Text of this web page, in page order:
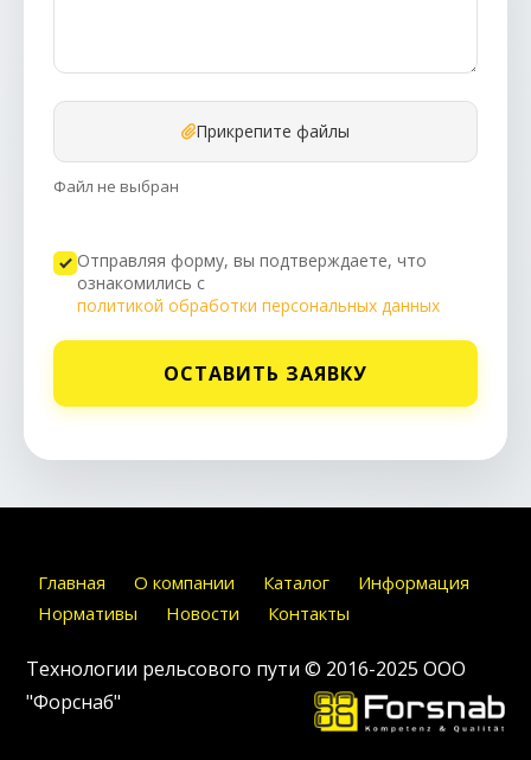
Прикрепите файлы
Файл не выбран
Отправляя форму, вы подтверждаете, что
ознакомились с
политикой обработки персональных данных
ОСТАВИТЬ ЗАЯВКУ
Главная О компании Каталог
Информация
Нормативы
Новости Контакты
Технологии рельсового пути © 2016-2025ООО
"Форснаб"